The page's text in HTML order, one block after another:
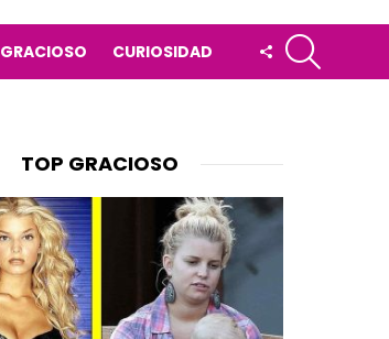
GRACIOSO CURIOSIDAD
FOLLOW
US
TOP GRACIOSO